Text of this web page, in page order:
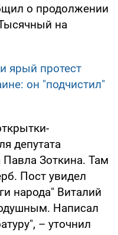
о продолжении
на
ярый протест
он "подчистил"
депутата
Павла Зоткина. Там
Пост увидел
народа" Виталий
Написал
– уточнил